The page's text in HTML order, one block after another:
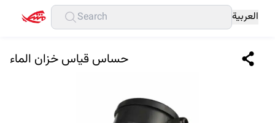
العربية
حساس قياس خزان الماء